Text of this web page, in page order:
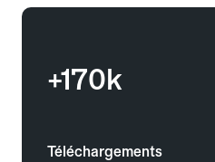
+170k
Téléchargements